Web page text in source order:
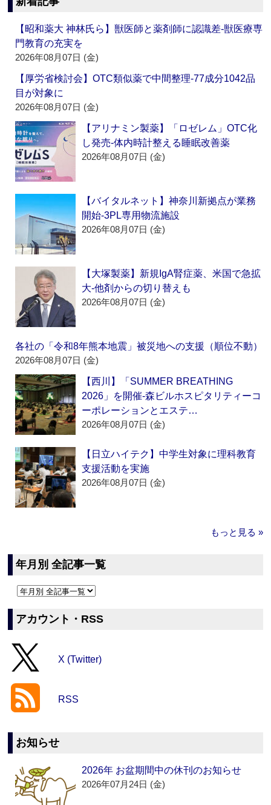
【昭和薬大 神林氏ら】獣医師と薬剤師に認識差‐獣医療専
門教育の充実を
2026年08月07日 (金)
【厚労省検討会】OTC類似薬で中間整理‐77成分1042品
目が対象に
2026年08月07日 (金)
【アリナミン製薬】「ロゼレム」OTC化
し発売‐体内時計整える睡眠改善薬
2026年08月07日 (金)
【バイタルネット】神奈川新拠点が業務
開始‐3PL専用物流施設
2026年08月07日 (金)
【大塚製薬】新規IgA腎症薬、米国で急拡
大‐他剤からの切り替えも
2026年08月07日 (金)
各社の「令和8年熊本地震」被災地への支援（順位不動）
2026年08月07日 (金)
【西川】「SUMMER BREATHING
2026」を開催‐森ビルホスピタリティーコ
ーポレーションとエステ…
2026年08月07日 (金)
【日立ハイテク】中学生対象に理科教育
支援活動を実施
2026年08月07日 (金)
もっと見る »
年月別 全記事一覧
アカウント・RSS
X (Twitter)
RSS
お知らせ
2026年 お盆期間中の休刊のお知らせ
2026年07月24日 (金)